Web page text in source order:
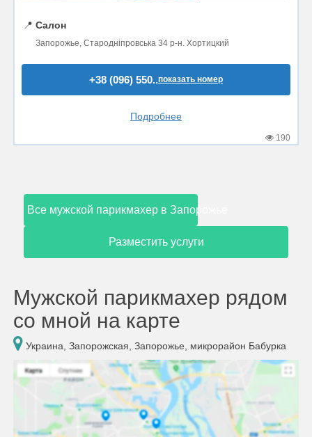
📍 Салон
Запорожье, Стародніпровська 34 р-н. Хортицкий
+38 (096) 550..показать номер
Подробнее
190
Все мужской парикмахер в Запорожье
Разместить услуги
Мужской парикмахер рядом
со мной на карте
Украина, Запорожская, Запорожье, микрорайон Бабурка